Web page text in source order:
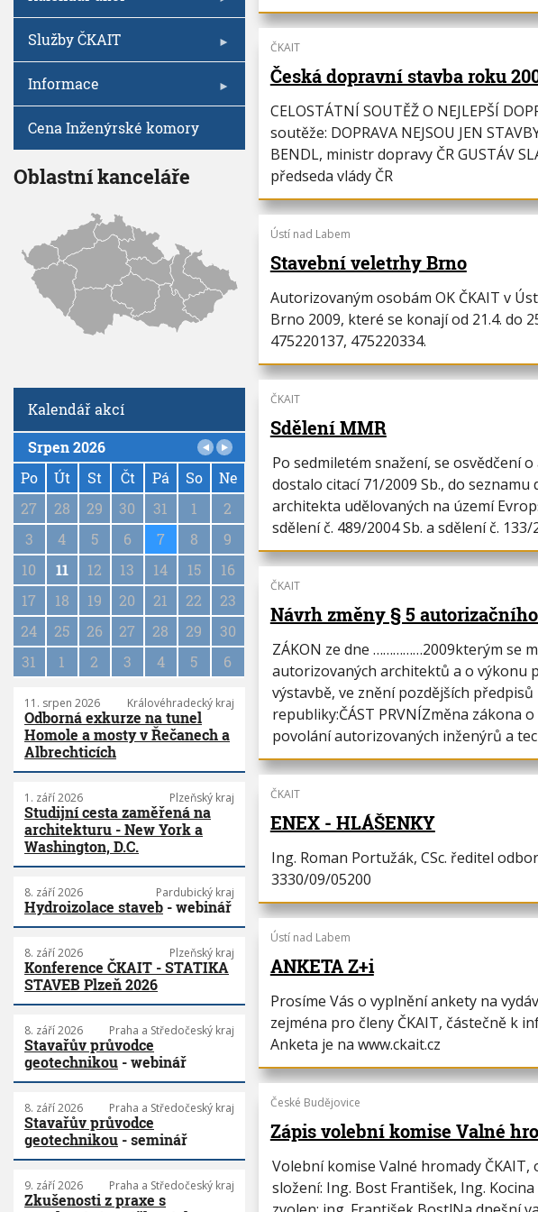
ČKAIT
Česká dopravní stavba roku
CELOSTÁTNÍ SOUTĚŽ O NEJLEPŠÍ
soutěže: DOPRAVA NEJSOU JEN
BENDL, ministr dopravy ČR GUSTÁV
předseda vlády ČR
Ústí nad Labem
Stavební veletrhy Brno
Autorizovaným osobám OK ČKAIT v
Brno 2009, které se konají od 21.4. do
475220137, 475220334.
ČKAIT
Sdělení MMR
Po sedmiletém snažení, se osvědčení
dostalo citací 71/2009 Sb., do
architekta udělovaných na území
sdělení č. 489/2004 Sb. a sdělení č. 133/
ČKAIT
Návrh změny § 5
ZÁKON ze dne ……………2009kterým se
autorizovaných architektů a o výkonu
výstavbě, ve znění pozdějších
republiky:ČÁST PRVNÍZměna
povolání autorizovaných inženýrů a
ČKAIT
ENEX - HLÁŠENKY
Ing. Roman Portužák, CSc. ředitel
3330/09/05200
Ústí nad Labem
ANKETA Z+i
Prosíme Vás o vyplnění ankety na
zejména pro členy ČKAIT, částečně k
Anketa je na www.ckait.cz
České Budějovice
Zápis volební komise Valné
Volební komise Valné hromady
složení: Ing. Bost František, Ing.
o
Služby ČKAIT
Informace
Cena Inženýrské komory
Oblastní kanceláře
Kalendář akcí
P
a
g
a
i
o
n
Srpen 2026
Po
Út St Čt Pá So
Ne
27
28 29 30 31 1
2
3
4 5 6 7 8
9
10
11 12 13 14 15
16
17
18 19 20 21 22
23
24
25 26 27 28 29
30
31
1 2 3 4 5 6
11. srpen 2026 Královéhradecký kraj
Odborná exkurze na tunel
Homole a mosty v Řečanech a
Albrechticích
1. září 2026 Plzeňský kraj
Studijní cesta zaměřená na
architekturu - New York a
Washington, D.C.
8. září 2026 Pardubický kraj
Hydroizolace staveb - webinář
8. září 2026 Plzeňský kraj
Konference ČKAIT - STATIKA
STAVEB Plzeň 2026
8. září 2026 Praha a Středočeský kraj
Stavařův průvodce
geotechnikou - webinář
8. září 2026 Praha a Středočeský kraj
Stavařův průvodce
geotechnikou - seminář
9. září 2026 Praha a Středočeský kraj
Zkušenosti z praxe s